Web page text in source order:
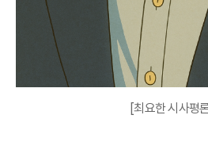
[최요한 시사평